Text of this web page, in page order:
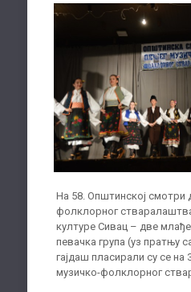
На 58. Општинској смотри
фолклорног
културе Сивац – две млађе
певачка група (уз пратњу
гајдаш пласирали су се на
музичко-фолклорног